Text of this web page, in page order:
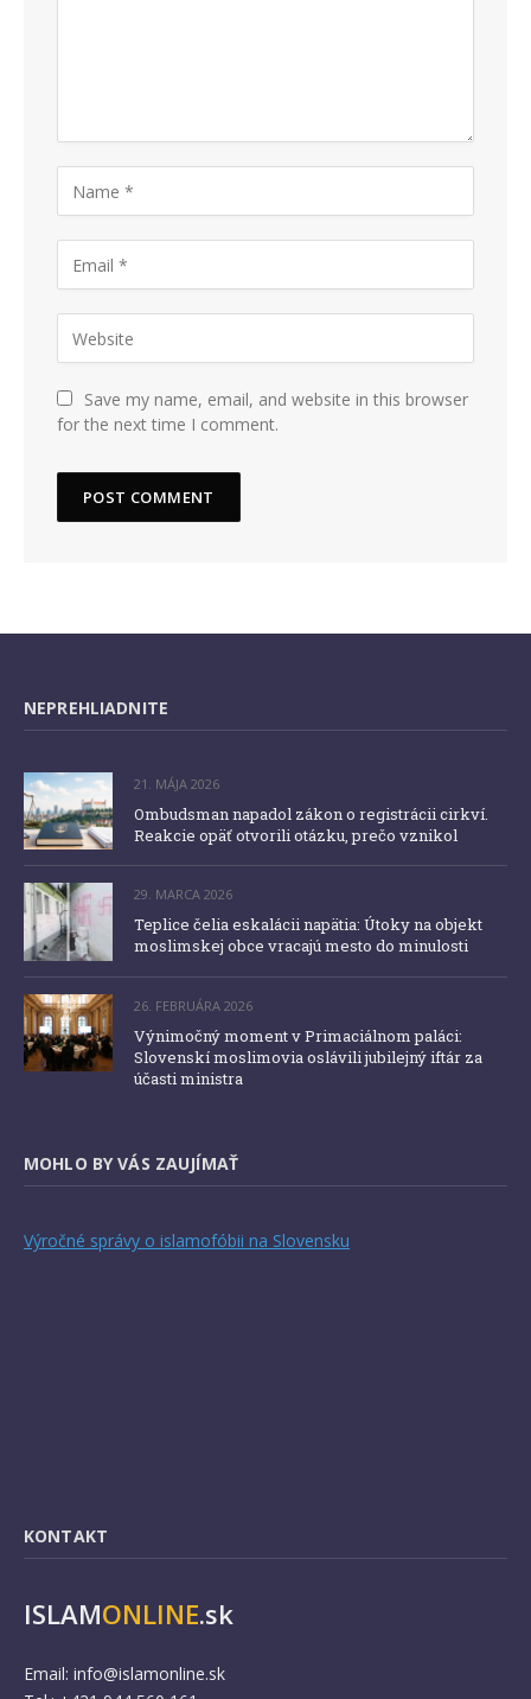
Save my name, email, and website in this browser
for the next time I comment.
NEPREHLIADNITE
21. MÁJA 2026
Ombudsman napadol zákon o registrácii cirkví.
Reakcie opäť otvorili otázku, prečo vznikol
29. MARCA 2026
Teplice čelia eskalácii napätia: Útoky na objekt
moslimskej obce vracajú mesto do minulosti
26. FEBRUÁRA 2026
Výnimočný moment v Primaciálnom paláci:
Slovenskí moslimovia oslávili jubilejný iftár za
účasti ministra
MOHLO BY VÁS ZAUJÍMAŤ
Výročné správy o islamofóbii na Slovensku
KONTAKT
ISLAMONLINE.sk
Email: info@islamonline.sk